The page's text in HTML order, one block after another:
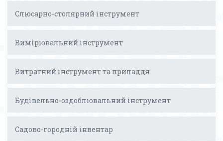
Слюсарно-столярний інструмент
Вимірювальний інструмент
Витратний інструмент та приладдя
Будівельно-оздоблювальний інструмент
Садово-городній інвентар